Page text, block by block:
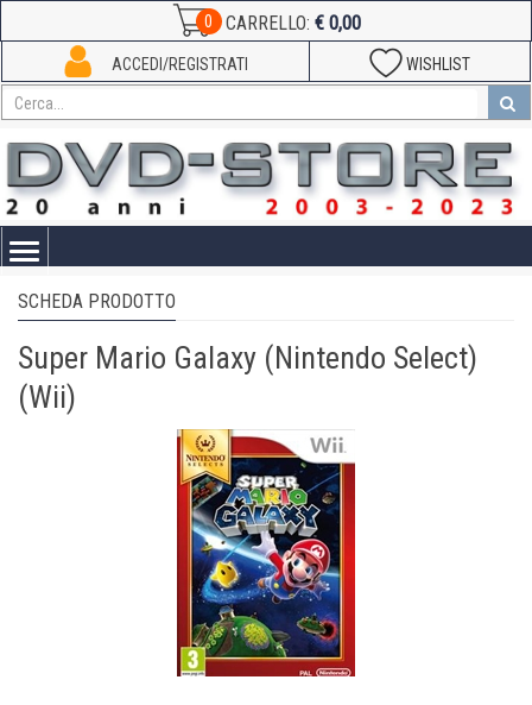
0 CARRELLO: € 0,00
WISHLIST
ACCEDI/REGISTRATI
Toggle
SCHEDA PRODOTTO
Super Mario Galaxy (Nintendo Select)
(Wii)